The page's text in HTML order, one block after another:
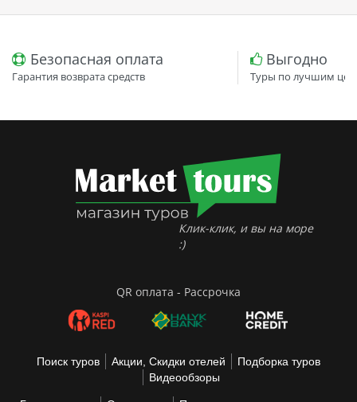
Безопасная оплата
Гарантия возврата средств
Выгодно
Туры по лучшим
Клик-клик, и вы на море
:)
QR оплата - Рассрочка
Поиск туров Акции, Скидки отелей
Подборка туров
Видеообзоры